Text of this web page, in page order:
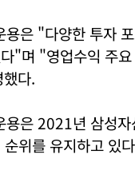
용은 "다양한 투자
"며 "영업수익 주
다.
용은 2021년 삼성
위를 유지하고 있